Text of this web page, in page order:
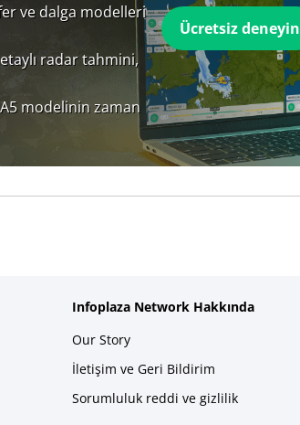
ve dalga modelleri
radar tahmini,
modelinin zaman
Ücretsiz deneyin
Infoplaza Network Hakkında
Our Story
İletişim ve Geri Bildirim
Sorumluluk reddi ve gizlilik